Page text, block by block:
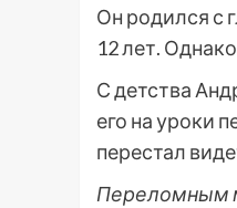
Он родился с
12 лет.
С детства
его на уроки
перестал
Переломным